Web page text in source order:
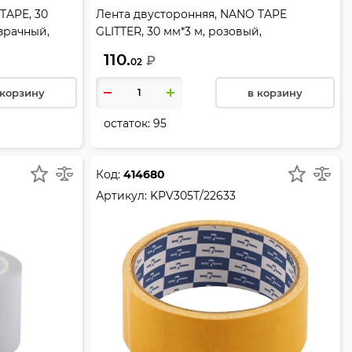
30
Лента двусторонняя, NANO TAPE
GLITTER, 30 мм*3 м, розовый,
4163403
110.02 ₽
в корзину
остаток: 95
Код: 414680
Артикул: KPV305T/22633